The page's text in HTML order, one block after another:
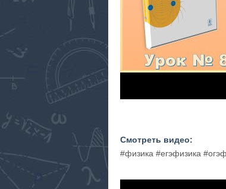
Смотреть видео:
#физика #егэфизика